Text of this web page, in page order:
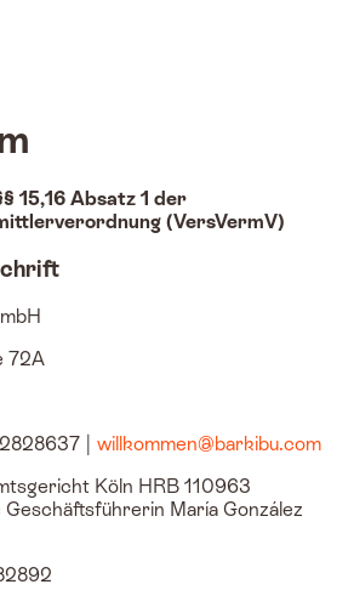
15,16 Absatz 1 der
(VersVermV)
72A
| willkommen@barkibu.com
Köln HRB 110963
María González